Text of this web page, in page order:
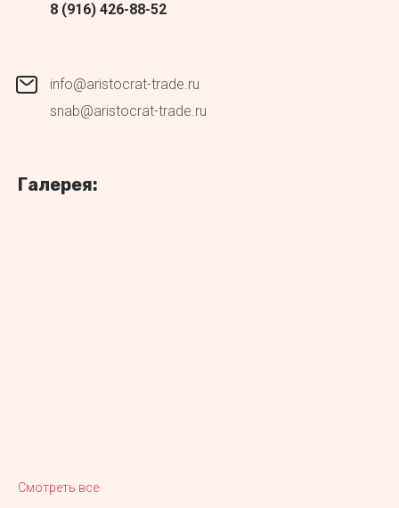
8 (916) 426-88-52
info@aristocrat-trade.ru
snab@aristocrat-trade.ru
Галерея:
Смотреть все